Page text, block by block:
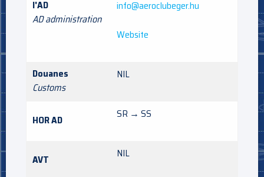
l'AD
AD administration
info@aeroclubeger.hu
Website
Douanes
Customs
NIL
HOR AD SR → SS
AVT NIL